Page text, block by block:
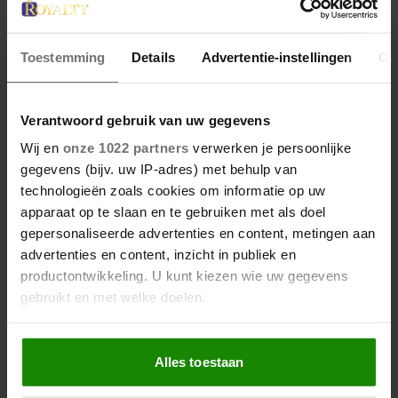
Toestemming Details Advertentie-instellingen
Verantwoord gebruik van uw gegevens
Wij en onze 1022 partners verwerken je persoonlijke
gegevens (bijv. uw IP-adres) met behulp van
technologieën zoals cookies om informatie op uw
apparaat op te slaan en te gebruiken met als doel
gepersonaliseerde advertenties en content, metingen aan
advertenties en content, inzicht in publiek en
productontwikkeling. U kunt kiezen wie uw gegevens
gebruikt en met welke doelen.
Als u het toestaat, willen we ook graag:
Informatie verzamelen over uw geografische
locatie, die tot een paar meter nauwkeurig kan zijn
Alles toestaan
28 april 2026
DIT ZIJN DE 4 FAVORIETE
MODEMERKEN VAN PRINSES
CATHERINE
23 april 2026